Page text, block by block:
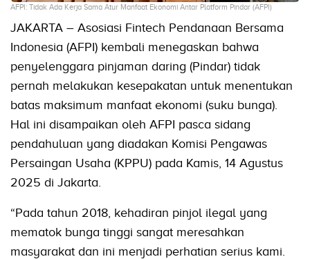
AFPI: Tidak Ada Kerja Sama Atur Manfaat Ekonomi Antar Platform Pindar (AFPI)
JAKARTA – Asosiasi Fintech Pendanaan Bersama
Indonesia (AFPI) kembali menegaskan bahwa
penyelenggara pinjaman daring (Pindar) tidak
pernah melakukan kesepakatan untuk menentukan
batas maksimum manfaat ekonomi (suku bunga).
Hal ini disampaikan oleh AFPI pasca sidang
pendahuluan yang diadakan Komisi Pengawas
Persaingan Usaha (KPPU) pada Kamis, 14 Agustus
2025 di Jakarta.
“Pada tahun 2018, kehadiran pinjol ilegal yang
mematok bunga tinggi sangat meresahkan
masyarakat dan ini menjadi perhatian serius kami.